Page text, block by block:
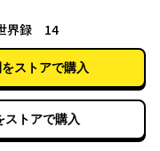
月22日
界録 14
ストアで購入
ストアで購入